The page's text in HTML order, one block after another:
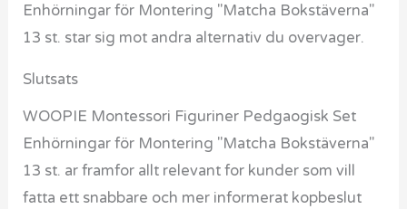
Enhörningar för Montering "Matcha Bokstäverna"
13 st. star sig mot andra alternativ du overvager.
Slutsats
WOOPIE Montessori Figuriner Pedgaogisk Set
Enhörningar för Montering "Matcha Bokstäverna"
13 st. ar framfor allt relevant for kunder som vill
fatta ett snabbare och mer informerat kopbeslut